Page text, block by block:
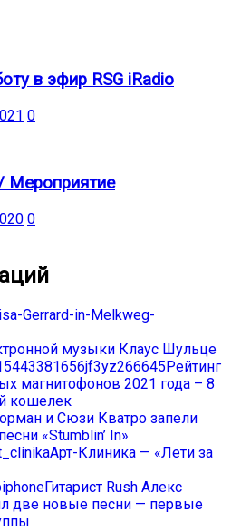
в эфир RSG iRadio
0
Мероприятие
0
музыки Клаус Шульце
Рейтинг
магнитофонов 2021 года – 8
кошелек
и Сюзи Кватро запели
«Stumblin’ In»
Арт-Клиника — «Лети за
Гитарист Rush Алекс
две новые песни — первые